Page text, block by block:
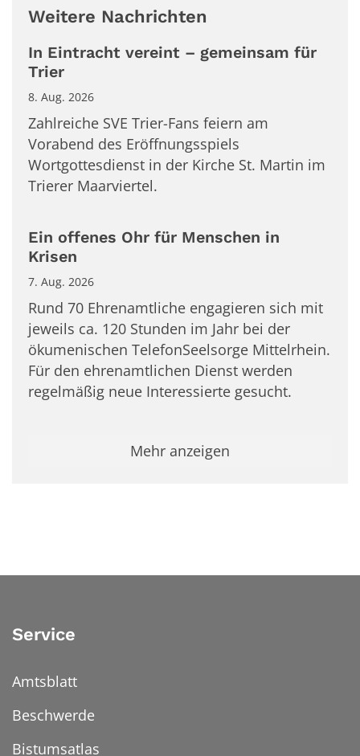
Weitere Nachrichten
In Eintracht vereint – gemeinsam für
Trier
8. Aug. 2026
Zahlreiche SVE Trier-Fans feiern am
Vorabend des Eröffnungsspiels
Wortgottesdienst in der Kirche St. Martin im
Trierer Maarviertel.
Ein offenes Ohr für Menschen in
Krisen
7. Aug. 2026
Rund 70 Ehrenamtliche engagieren sich mit
jeweils ca. 120 Stunden im Jahr bei der
ökumenischen TelefonSeelsorge Mittelrhein.
Für den ehrenamtlichen Dienst werden
regelmäßig neue Interessierte gesucht.
Mehr anzeigen
Service
Amtsblatt
Beschwerde
Bistumsatlas